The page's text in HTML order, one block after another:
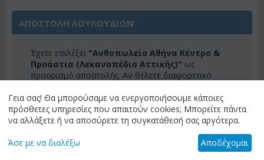
ΑΠΟΣΤΟΛΗ ΛΟΥΛΟΥΔΙΩΝ
Έχετε επιλέξει "Ανθοπωλείο Αθήνα Κέντρο &
Προάστια (Λεκανοπέδιο Αττικής)" ως
προορισμό αποστολής. Αν θέλετε διαφορετικό
προορισμού" για να δείτε τα διαθέσιμα λουλούδια
για τον προορισμό σας.
ΑΛΛΑΓΗ ΠΡΟΟΡΙΣΜΟΥ
Γεια σας! Θα μπορούσαμε να ενεργοποιήσουμε κάποιες
πρόσθετες υπηρεσίες που απαιτούν cookies; Μπορείτε πάντα
να αλλάξετε ή να αποσύρετε τη συγκατάθεσή σας αργότερα.
Άσε με να διαλέξω Αποδέχομαι